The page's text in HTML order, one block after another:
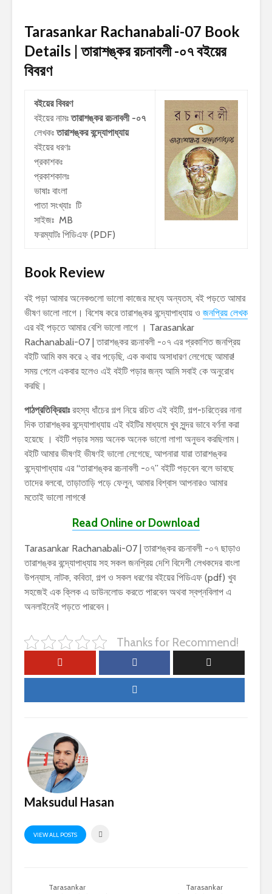
Tarasankar Rachanabali-07 Book
Details | তারাশঙ্কর রচনাবলী -০৭বইয়ের
বিবরণ
বইয়ের বিবরণ
বইয়ের নামঃতারাশঙ্কর রচনাবলী -০৭
লেখকঃতারাশঙ্কর বন্দ্যোপাধ্যায়
বইয়ের ধরণঃ
প্রকাশকঃ
প্রকাশকালঃ
ভাষাঃ বাংলা
পাতা সংখ্যাঃ টি
সাইজঃ MB
ফরম্যাটঃ পিডিএফ (PDF)
Book Review
বই পড়া আমার অনেকগুলো ভালো কাজের মধ্যে অন্যতম, বই পড়তে আমার
ভীষণ ভালো লাগে। বিশেষ করে তারাশঙ্কর বন্দ্যোপাধ্যায় ও জনপ্রিয় লেখক
এর বই পড়তে আমার বেশি ভালো লাগে । Tarasankar
Rachanabali-07 | তারাশঙ্কর রচনাবলী -০৭ এর প্রকাশিত জনপ্রিয়
বইটি আমি কম করে ২ বার পড়েছি, এক কথায় অসাধারণ লেগেছে আমার!
সময় পেলে একবার হলেও এই বইটি পড়ার জন্য আমি সবাই কে অনুরোধ
করছি।
পাঠপ্রতিক্রিয়াঃরহস্য ধাঁচের গল্প নিয়ে রচিত এই বইটি, গল্প-চরিত্রের নানা
দিক তারাশঙ্কর বন্দ্যোপাধ্যায় এই বইটির মাধ্যমে খুব সুন্দর ভাবে বর্ণনা করা
হয়েছে । বইটি পড়ার সময় অনেক অনেক ভালো লাগা অনুভব করছিলাম।
বইটি আমার ভীষণই ভীষণই ভালো লেগেছে, আপনারা যারা তারাশঙ্কর
বন্দ্যোপাধ্যায় এর “তারাশঙ্কর রচনাবলী -০৭” বইটি পড়বেন বলে ভাবছে
তাদের বলবো, তাড়াতাড়ি পড়ে ফেলুন, আমার বিশ্বাস আপনারও আমার
মতোই ভালো লাগবে!
Read Online or Download
Tarasankar Rachanabali-07 | তারাশঙ্কর রচনাবলী -০৭ ছাড়াও
তারাশঙ্কর বন্দ্যোপাধ্যায় সহ সকল জনপ্রিয় দেশি বিদেশী লেখকদের বাংলা
উপন্যাস, নাটক, কবিতা, গল্প ও সকল ধরণের বইয়ের পিডিএফ (pdf) খুব
সহজেই এক ক্লিক এ ডাউনলোড করতে পারবেন অথবা স্বপ্নবিলাপ এ
অনলাইনেই পড়তে পারবেন।
Thanks for Recommend!
Maksudul Hasan
VIEW ALL POSTS
Tarasankar
Tarasankar